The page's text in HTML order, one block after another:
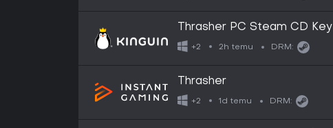
Thrasher PC Steam CD Key
+2 2h temu DRM:
Thrasher
+2 1d temu DRM: